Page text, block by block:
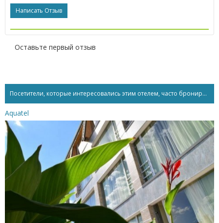
Написать Отзыв
Оставьте первый отзыв
Посетители, которые интересовались этим отелем, часто бронируют...
Aquatel